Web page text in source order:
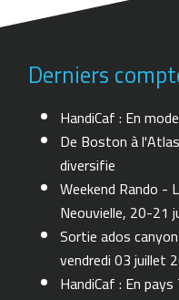
Derniers
HandiCaf : En
De Boston à
diversifie
Weekend Rando -
Neouvielle, 20-21
Sortie ados
vendredi 03 juillet
HandiCaf : En